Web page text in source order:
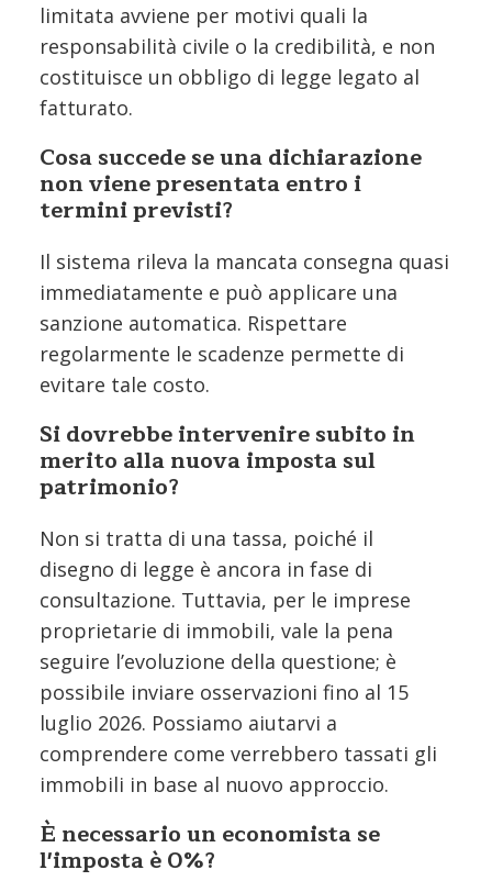
limitata avviene per motivi quali la
responsabilità civile o la credibilità, e non
costituisce un obbligo di legge legato al
fatturato.
Cosa succede se una dichiarazione
non viene presentata entro i
termini previsti?
Il sistema rileva la mancata consegna quasi
immediatamente e può applicare una
sanzione automatica. Rispettare
regolarmente le scadenze permette di
evitare tale costo.
Si dovrebbe intervenire subito in
merito alla nuova imposta sul
patrimonio?
Non si tratta di una tassa, poiché il
disegno di legge è ancora in fase di
consultazione. Tuttavia, per le imprese
proprietarie di immobili, vale la pena
seguire l’evoluzione della questione; è
possibile inviare osservazioni fino al 15
luglio 2026. Possiamo aiutarvi a
comprendere come verrebbero tassati gli
immobili in base al nuovo approccio.
È necessario un economista se
l'imposta è 0%?